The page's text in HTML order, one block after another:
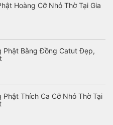
Hoàng Cỡ Nhỏ Thờ Tại Gia
Phật Bằng Đồng Catut Đẹp,
Phật Thích Ca Cỡ Nhỏ Thờ Tại